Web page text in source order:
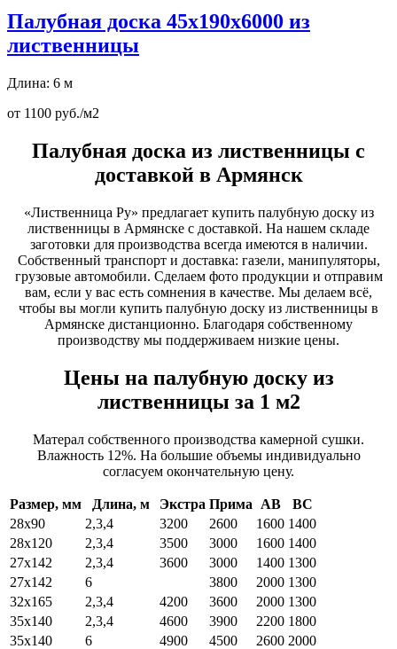
Палубная доска 45х190х6000 из
лиственницы
Длина: 6 м
от 1100 руб./м2
Палубная доска из лиственницы с
доставкой в Армянск
«Лиственница Ру» предлагает купить палубную доску из
лиственницы в Армянске с доставкой. На нашем складе
заготовки для производства всегда имеются в наличии.
Собственный транспорт и доставка: газели, манипуляторы,
грузовые автомобили. Сделаем фото продукции и отправим
вам, если у вас есть сомнения в качестве. Мы делаем всё,
чтобы вы могли купить палубную доску из лиственницы в
Армянске дистанционно. Благодаря собственному
производству мы поддерживаем низкие цены.
Цены на палубную доску из
лиственницы за 1 м2
Матерал собственного производства камерной сушки.
Влажность 12%. На большие объемы индивидуально
согласуем окончательную цену.
Размер, мм Длина, м Экстра Прима АВ
ВС
28х90
2,3,4 3200 2600 1600 1400
28х120
2,3,4 3500 3000 1600 1400
27х142
2,3,4 3600 3000 1400 1300
27х142
6 3800 2000 1300
32х165
2,3,4 4200 3600 2000 1300
35х140
2,3,4 4600 3900 2200 1800
35х140
6 4900 4500 2600 2000